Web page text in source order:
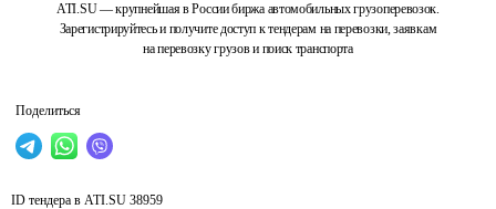
ATI.SU — крупнейшая в России биржа автомобильных грузоперевозок.
Зарегистрируйтесь и получите доступ к тендерам на перевозки, заявкам
на перевозку грузов и поиск транспорта
Поделиться
ID тендера в ATI.SU 38959